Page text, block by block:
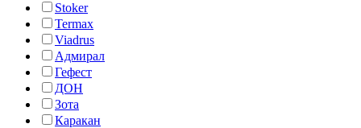
Stoker
Termax
Viadrus
Адмирал
Гефест
ДОН
Зота
Каракан